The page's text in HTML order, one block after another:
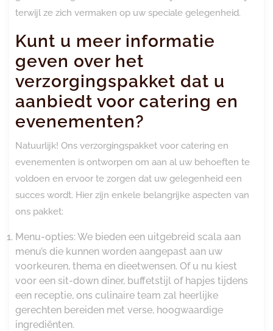
terwijl ze zich vermaken op uw speciale gelegenheid.
Kunt u meer informatie
geven over het
verzorgingspakket dat u
aanbiedt voor catering en
evenementen?
Natuurlijk! Ons verzorgingspakket voor catering en
evenementen is ontworpen om aan al uw behoeften te
voldoen en ervoor te zorgen dat uw gelegenheid een
succes wordt. Hier zijn enkele belangrijke aspecten van
ons pakket:
Menu-opties: We bieden een uitgebreid scala aan
menu’s die kunnen worden aangepast aan uw
voorkeuren, thema en dieetwensen. Of u nu kiest
voor een sit-down diner, buffetstijl of hapjes tijdens
een receptie, ons culinaire team zal heerlijke
gerechten bereiden met verse, hoogwaardige
ingrediënten.